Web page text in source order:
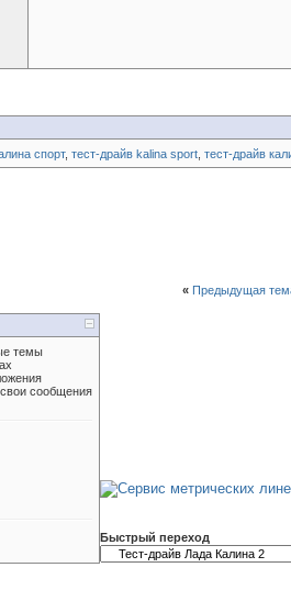
спорт, тест-драйв kalina sport тест-драйв
« Предыдущая
темы
сообщения
Быстрый переход